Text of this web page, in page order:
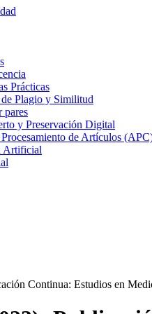
Prácticas
Plagio y Similitud
pares
y Preservación Digital
de Artículos
Artificial
Continua: Estudios en